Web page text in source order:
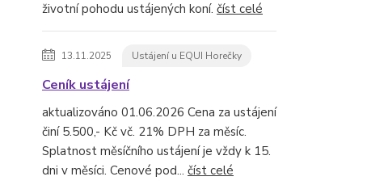
životní pohodu ustájených koní. číst celé
13.11.2025 Ustájení u EQUI Horečky
Ceník ustájení
aktualizováno 01.06.2026 Cena za ustájení
činí 5.500,- Kč vč. 21% DPH za měsíc.
Splatnost měsíčního ustájení je vždy k 15.
dni v měsíci. Cenové pod... číst celé